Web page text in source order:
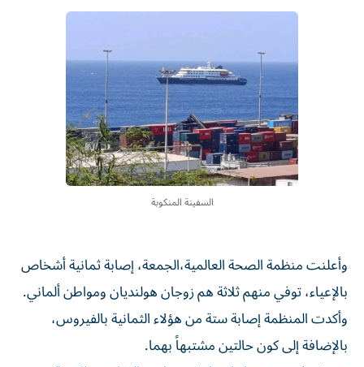
السفينة المنكوبة
وأعلنت منظمة الصحة العالمية،الجمعة، إصابة ثمانية أشخاص
بالإعياء، توفي منهم ثلاثة هم ​زوجان هولنديان ‌ومواطن ألماني.
وأكدت المنظمة إصابة ستة من هؤلاء الثمانية بالفيروس،
بالإضافة إلى ‌كون حالتين مشتبهاً بهما.